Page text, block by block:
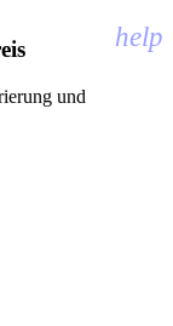
help
und